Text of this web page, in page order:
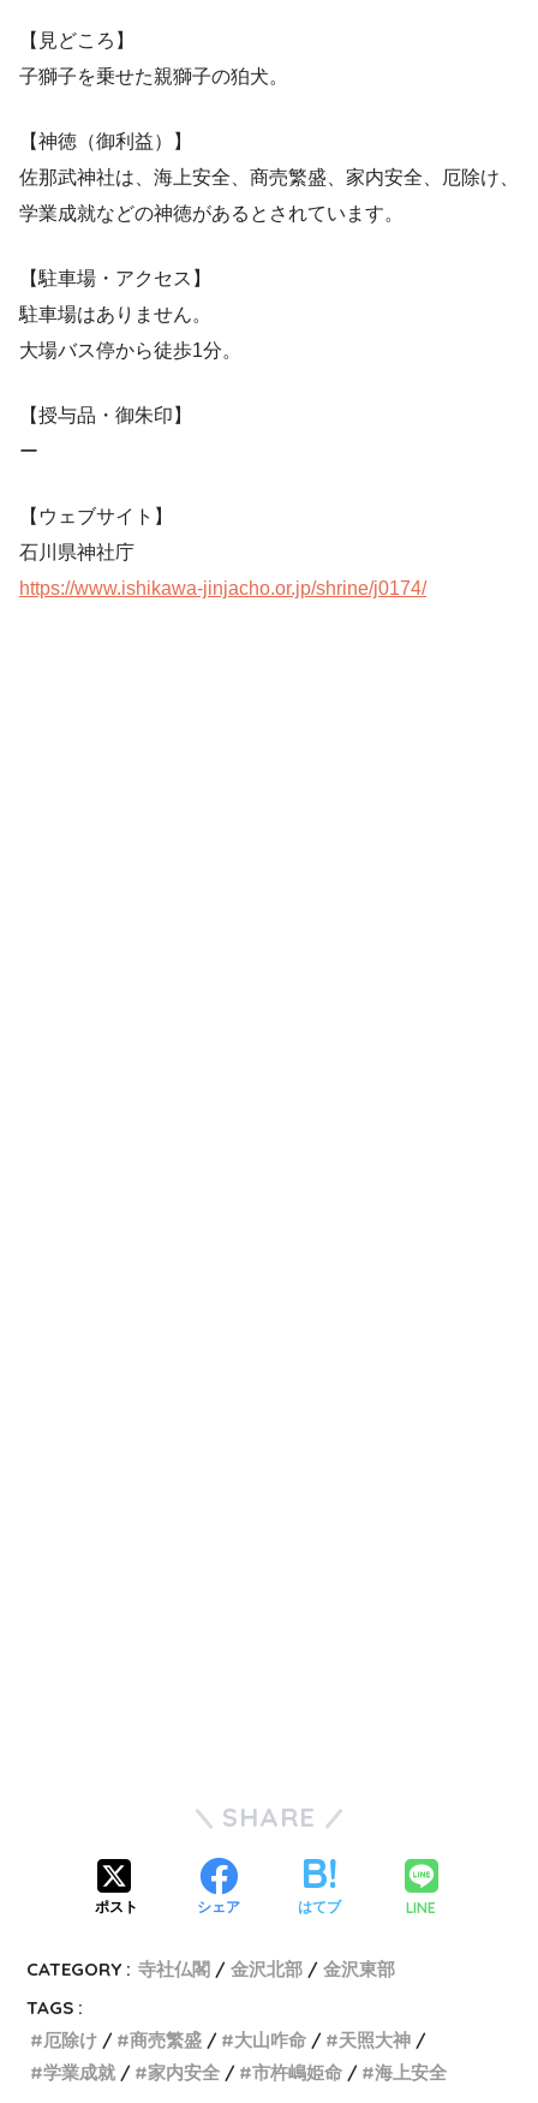
【見どころ】
子獅子を乗せた親獅子の狛犬。
【神徳（御利益）】
佐那武神社は、海上安全、商売繁盛、家内安全、厄除け、
学業成就などの神徳があるとされています。
【駐車場・アクセス】
駐車場はありません。
大場バス停から徒歩1分。
【授与品・御朱印】
ー
【ウェブサイト】
石川県神社庁
https://www.ishikawa-jinjacho.or.jp/shrine/j0174/
SHARE
ポスト シェア はてブ LINE
CATEGORY : 寺社仏閣 金沢北部
金沢東部
TAGS :
厄除け
商売繁盛 大山咋命
天照大神
学業成就
家内安全 市杵嶋姫命 海上安全